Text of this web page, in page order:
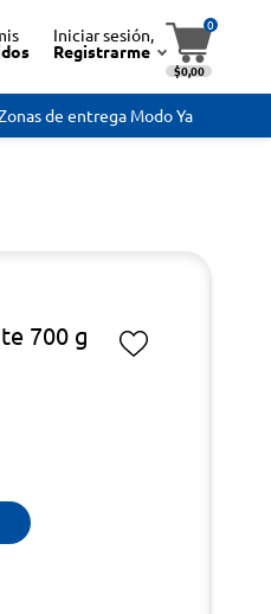
Iniciar sesión,
Registrarme
0
$0,00
de entrega Modo Ya
700 g